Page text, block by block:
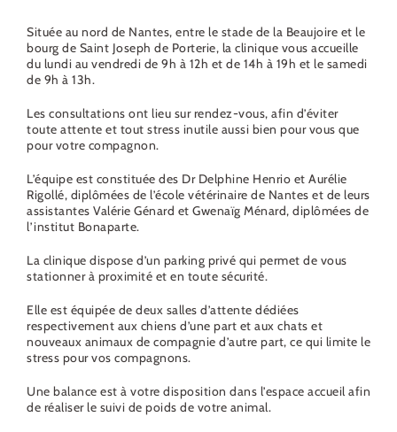
Située au nord de Nantes, entre le stade de la Beaujoire et le
bourg de Saint Joseph de Porterie, la clinique vous accueille
du lundi au vendredi de 9h à 12h et de 14h à 19h et le samedi
de 9h à 13h.
Les consultations ont lieu sur rendez-vous, afin d’éviter
toute attente et tout stress inutile aussi bien pour vous que
pour votre compagnon.
L’équipe est constituée des Dr Delphine Henrio et Aurélie
Rigollé, diplômées de l’école vétérinaire de Nantes et de leurs
assistantes Valérie Génard et Gwenaïg Ménard, diplômées de
l’institut Bonaparte.
La clinique dispose d’un parking privé qui permet de vous
stationner à proximité et en toute sécurité.
Elle est équipée de deux salles d’attente dédiées
respectivement aux chiens d’une part et aux chats et
nouveaux animaux de compagnie d’autre part, ce qui limite le
stress pour vos compagnons.
Une balance est à votre disposition dans l’espace accueil afin
de réaliser le suivi de poids de votre animal.